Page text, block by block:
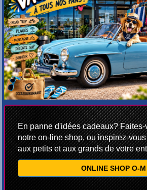
En panne d'idées cadeaux?
notre on-line shop, ou inspirez-
aux petits et aux grands de votre
ONLINE SHOP O-M